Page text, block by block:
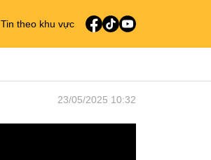
Tin theo khu vực
23/05/2025 10:32